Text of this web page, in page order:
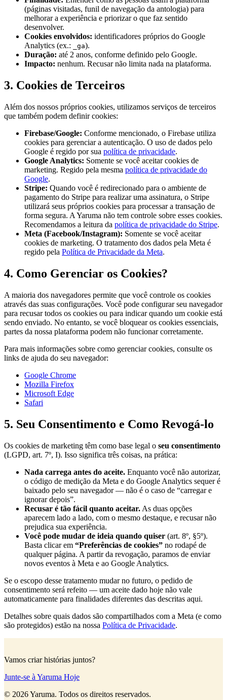
(páginas visitadas, funil de navegação da antologia) para
melhorar a experiência e priorizar o que faz sentido
desenvolver.
Cookies envolvidos: identificadores próprios do Google
Analytics (ex.:
_ga).
Duração: até 2 anos, conforme definido pelo Google.
Impacto: nenhum. Recusar não limita nada na plataforma.
3. Cookies de Terceiros
Além dos nossos próprios cookies, utilizamos serviços de terceiros
que também podem definir cookies:
Firebase/Google: Conforme mencionado, o Firebase utiliza
cookies para gerenciar a autenticação. O uso de dados pelo
Google é regido por sua política de privacidade.
Google Analytics: Somente se você aceitar cookies de
marketing. Regido pela mesma política de privacidade do
Google.
Stripe: Quando você é redirecionado para o ambiente de
pagamento do Stripe para realizar uma assinatura, o Stripe
utilizará seus próprios cookies para processar a transação de
forma segura. A Yaruma não tem controle sobre esses cookies.
Recomendamos a leitura da política de privacidade do Stripe.
Meta (Facebook/Instagram): Somente se você aceitar
cookies de marketing. O tratamento dos dados pela Meta é
regido pela Política de Privacidade da Meta.
4. Como Gerenciar os Cookies?
A maioria dos navegadores permite que você controle os cookies
através das suas configurações. Você pode configurar seu navegador
para recusar todos os cookies ou para indicar quando um cookie está
sendo enviado. No entanto, se você bloquear os cookies essenciais,
partes da nossa plataforma podem não funcionar corretamente.
Para mais informações sobre como gerenciar cookies, consulte os
links de ajuda do seu navegador:
Google Chrome
Mozilla Firefox
Microsoft Edge
Safari
5. Seu Consentimento e Como Revogá-lo
Os cookies de marketing têm como base legal o seu consentimento
(LGPD, art. 7º, I). Isso significa três coisas, na prática:
Nada carrega antes do aceite. Enquanto você não autorizar,
o código de medição da Meta e do Google Analytics sequer é
baixado pelo seu navegador — não é o caso de “carregar e
ignorar depois”.
Recusar é tão fácil quanto aceitar. As duas opções
aparecem lado a lado, com o mesmo destaque, e recusar não
prejudica sua experiência.
Você pode mudar de ideia quando quiser (art. 8º, §5º).
Basta clicar em “Preferências de cookies” no rodapé de
qualquer página. A partir da revogação, paramos de enviar
novos eventos à Meta e ao Google Analytics.
Se o escopo desse tratamento mudar no futuro, o pedido de
consentimento será refeito — um aceite dado hoje não vale
automaticamente para finalidades diferentes das descritas aqui.
Detalhes sobre quais dados são compartilhados com a Meta (e como
são protegidos) estão na nossa Política de Privacidade.
Vamos criar histórias juntos?
Junte-se à Yaruma Hoje
© 2026Yaruma. Todos os direitos reservados.